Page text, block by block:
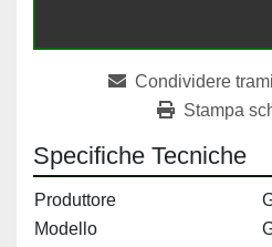
Condividere
Stampa
Specifiche Tecniche
Produttore
Modello